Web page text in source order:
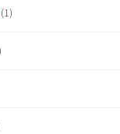
(1)